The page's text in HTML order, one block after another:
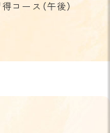
コース（午後）